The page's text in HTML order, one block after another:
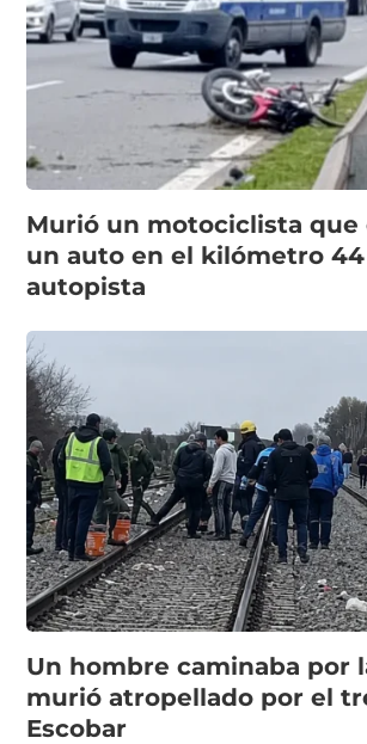
Murió un motociclista que
un auto en el kilómetro
autopista
Un hombre caminaba por
murió atropellado por el
Escobar